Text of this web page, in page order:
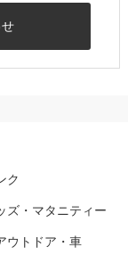
ク
ズ・マタニティー
ウトドア・車